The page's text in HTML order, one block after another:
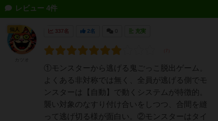
レビュー 4件
337名 2名 充実
①モンスターから逃げる鬼ごっこ脱出ゲーム。
よくある非対称では無く、全員が逃げる側でモ
ンスターは【自動】で動くシステムが特徴的。
襲い対象のなすり付け合いをしつつ、合間を縫
って逃げ切る様が面白い。②モンスターはタイ
仙人